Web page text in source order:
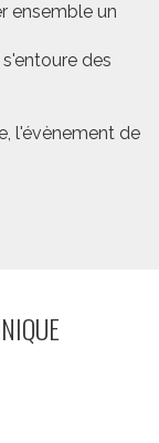
ensemble un
des
l'évènement de